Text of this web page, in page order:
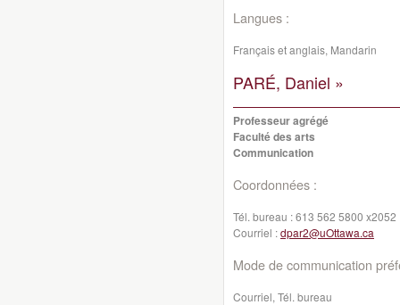
Langues :
Français et anglais, Mandarin
PARÉ, Daniel »
Professeur agrégé
Faculté des arts
Communication
Coordonnées :
Tél. bureau :613 562 5800 x2052
Courriel :dpar2@uOttawa.ca
Mode de communication
Courriel, Tél. bureau